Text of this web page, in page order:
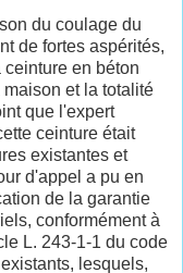
du coulage du
de fortes aspérités,
en béton
et la totalité
que l'expert
ceinture était
existantes et
d'appel a pu en
de la garantie
conformément à
L. 243-1-1 du code
lesquels,